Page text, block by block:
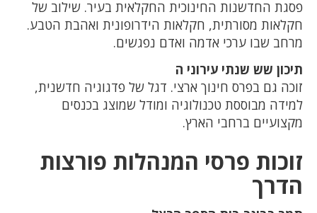
פסגת החדשנות החינוכית החקלאית בעיר. שילוב של
חקלאות מסורתית, חקלאות הידרופונית ואהבת הטבע.
מרחב שבו ערכי אדמה ואדם נפגשים.
תיכון שש שנתי עירוני ה
זוכה גם בפרס חינוך ארצי. דגל של פדגוגיה חדשנית,
למידה מבוססת טכנולוגיה ומודל שמוצג בכנסים
מקצועיים ברחבי הארץ.
זוכות פרסי המנהלות פורצות
הדרך